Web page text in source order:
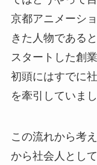
京都アニメーシ
きた人物である
スタートした創
初頭にはすでに
を牽引していまし
この流れから考
から社会人とし